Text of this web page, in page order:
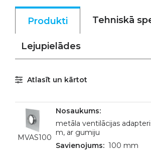
Produkti Tehniskā
Lejupielādes
Atlasīt un kārtot
MVAS100
metāla ventilācijas
m, ar gumiju
100 mm